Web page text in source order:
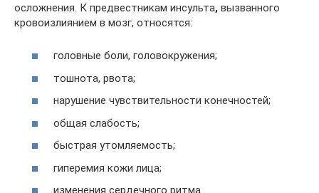
осложнения. К предвестникам инсульта, вызванного
кровоизлиянием в мозг, относятся:
головные боли, головокружения;
тошнота, рвота;
нарушение чувствительности конечностей;
общая слабость;
быстрая утомляемость;
гиперемия кожи лица;
изменения сердечного ритма.